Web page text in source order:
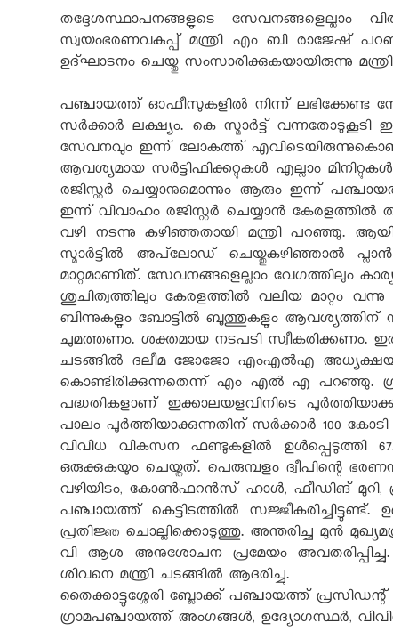
തദ്ദേശസ്ഥാപനങ്ങളുടെ സേവനങ്ങളെല്ലാം
സ്വയംഭരണവകുപ്പ് മന്ത്രി എം ബി രാജേഷ്
ഉദ്ഘാടനം ചെയ്തു സംസാരിക്കുകയായിരുന്നു
പഞ്ചായത്ത് ഓഫീസുകളിൽ നിന്ന് ലഭിക്കേണ്ട
സർക്കാർ ലക്ഷ്യം. കെ സ്മാർട്ട്
സേവനവും ഇന്ന് ലോകത്ത്
ആവശ്യമായ സർട്ടിഫിക്കറ്റുകൾ എല്ലാം
രജിസ്റ്റർ ചെയ്യാനുമൊന്നും ആരും ഇന്ന്
ഇന്ന് വിവാഹം രജിസ്റ്റർ ചെയ്യാൻ
വഴി നടന്നു കഴിഞ്ഞതായി മന്ത്രി പറഞ്ഞു.
സ്മാർട്ടിൽ അപ്‌ലോഡ് ചെയ്തുകഴിഞ്ഞാൽ
മാറ്റമാണിത്. സേവനങ്ങളെല്ലാം വേഗത്തിലും
ശുചിത്വത്തിലും കേരളത്തിൽ വലിയ മാറ്റം
ബിന്നുകളും ബോട്ടിൽ ബൂത്തുകളും ആവശ്യത്തിന്
ചുമത്തണം. ശക്തമായ നടപടി സ്വീകരിക്കണം.
ചടങ്ങില്‍ ദലീമ ജോജോ എംഎല്‍എ
കൊണ്ടിരിക്കുന്നതെന്ന് എം എൽ എ പറഞ്ഞു.
പദ്ധതികളാണ് ഇക്കാലയളവിനിടെ
പാലം പൂർത്തിയാക്കുന്നതിന് സർക്കാർ 100
വിവിധ വികസന ഫണ്ടുകളിൽ ഉൾപ്പെടുത്തി
ഒരുക്കുകയും ചെയ്തത്. പെരുമ്പളം ദ്വീപിന്റെ
വഴിയിടം, കോണ്‍ഫറന്‍സ് ഹാള്‍, ഫീഡിങ് മുറി,
പഞ്ചായത്ത് കെട്ടിടത്തിൽ
പ്രതിജ്ഞ ചൊല്ലിക്കൊടുത്തു. അന്തരിച്ച മുൻ
വി ആശ അനുശോചന പ്രമേയം അവതരിപ്പിച്ചു.
ശിവനെ മന്ത്രി ചടങ്ങിൽ ആദരിച്ചു.
തൈക്കാട്ടുശ്ശേരി ബ്ലോക്ക് പഞ്ചായത്ത്
ഗ്രാമപഞ്ചായത്ത് അംഗങ്ങൾ, ഉദ്യോഗസ്ഥർ, വിവിധ